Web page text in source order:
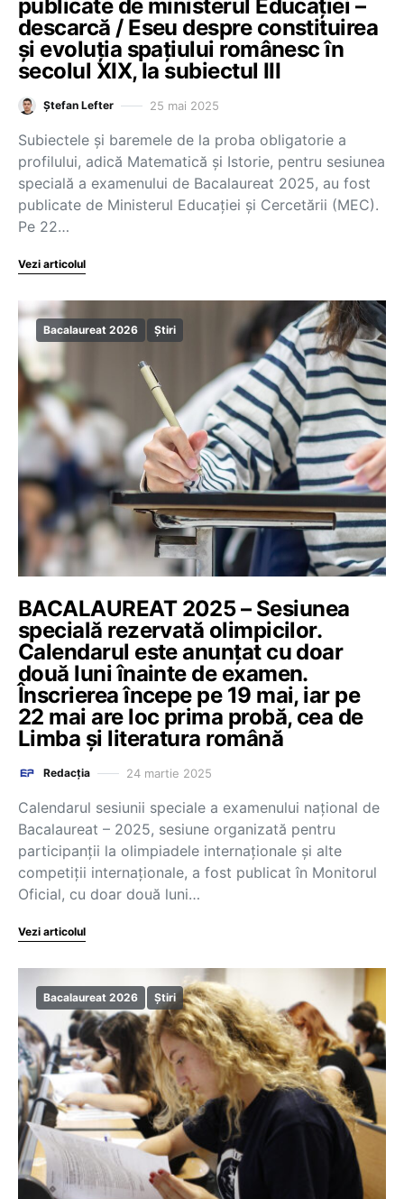
publicate de ministerul Educației –
descarcă / Eseu despre constituirea
și evoluția spațiului românesc în
secolul XIX, la subiectul III
Ștefan Lefter 25 mai 2025
Subiectele și baremele de la proba obligatorie a
profilului, adică Matematică și Istorie, pentru sesiunea
specială a examenului de Bacalaureat 2025, au fost
publicate de Ministerul Educației și Cercetării (MEC).
Pe 22…
Vezi articolul
Bacalaureat 2026 Știri
BACALAUREAT 2025 – Sesiunea
specială rezervată olimpicilor.
Calendarul este anunțat cu doar
două luni înainte de examen.
Înscrierea începe pe 19 mai, iar pe
22 mai are loc prima probă, cea de
Limba și literatura română
Redacția 24 martie 2025
Calendarul sesiunii speciale a examenului național de
Bacalaureat – 2025, sesiune organizată pentru
participanții la olimpiadele internaționale și alte
competiții internaționale, a fost publicat în Monitorul
Oficial, cu doar două luni…
Vezi articolul
Bacalaureat 2026 Știri